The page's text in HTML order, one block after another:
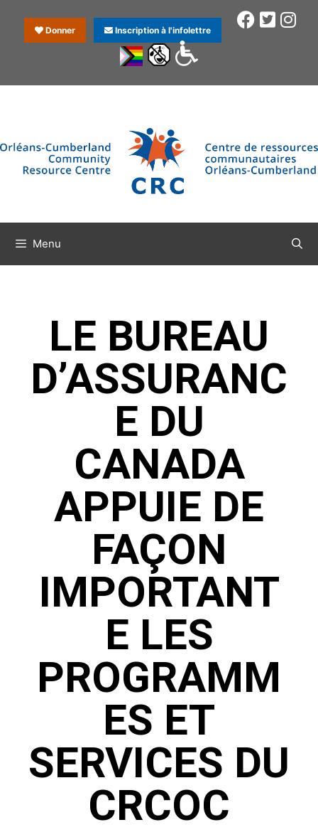
Donner Inscription à l'infolettre
Menu
LE BUREAU
D’ASSURANC
E DU
CANADA
APPUIE DE
FAÇON
IMPORTANT
E LES
PROGRAMM
ES ET
SERVICES DU
CRCOC